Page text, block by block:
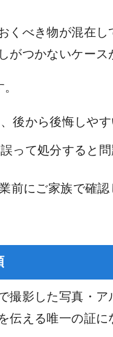
くべき物が混在
つかないケース
後から後悔しや
って処分すると
前にご家族で確
撮影した写真・
える唯一の証に